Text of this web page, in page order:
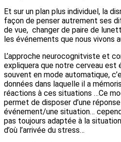
Et sur un plan plus individuel, la
façon de penser autrement ses
de vue, changer de paire de
les événements que nous vivons
L’approche neurocognitviste et
expliquera que notre cerveau est
souvent en mode automatique,
données dans laquelle il a
réactions à ces situations …Ce
permet de disposer d’une
événement/une situation…
pas toujours adaptée à la
d’où l’arrivée du stress…